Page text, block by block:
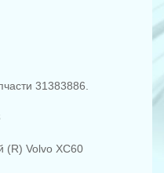
31383886.
Volvo XC60